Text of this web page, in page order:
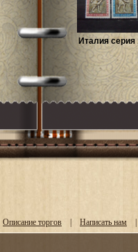
Италия серия
Описание торгов | Написать нам |